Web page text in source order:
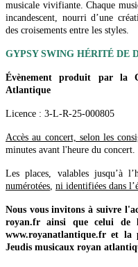
musicale vivifiante. Chaque
incandescent, nourri d’une
des croisements entre les styles.
GYPSY SWING HÉRITÉ DE
Évènement produit par la
Atlantique
Licence : 3-L-R-25-000805
Accès au concert, selon les
minutes avant l'heure du concert.
Les places, valables jusqu’à
numérotées, ni identifiées dans
Nous vous invitons à suivre
royan.fr ainsi que celui de
www.royanatlantique.fr et la
Jeudis musicaux royan